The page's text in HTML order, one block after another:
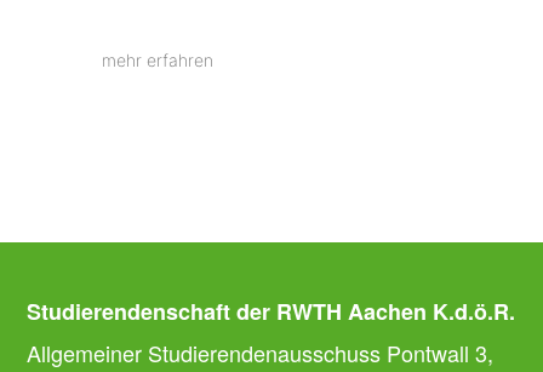
mehr erfahren
Studierendenschaft der RWTH Aachen K.d.ö.R.
Allgemeiner Studierendenausschuss Pontwall 3,